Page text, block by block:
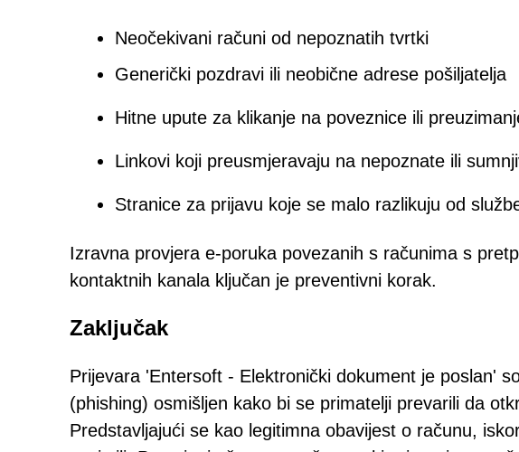
Neočekivani računi od nepoznatih tvrtki
Generički pozdravi ili neobične adrese pošiljatelja
Hitne upute za klikanje na poveznice ili
Linkovi koji preusmjeravaju na nepoznate ili
Stranice za prijavu koje se malo razlikuju od
Izravna provjera e-poruka povezanih s računima s
kontaktnih kanala ključan je preventivni korak.
Zaključak
Prijevara 'Entersoft - Elektronički dokument je poslan'
(phishing) osmišljen kako bi se primatelji prevarili da
Predstavljajući se kao legitimna obavijest o računu,